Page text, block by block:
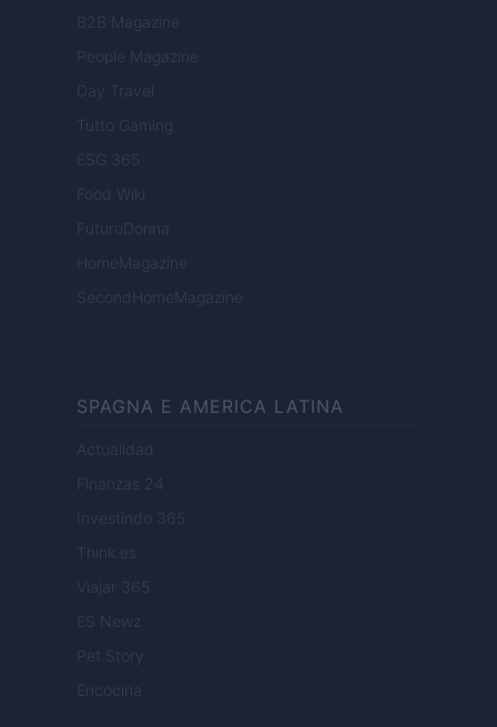
B2B Magazine
People Magazine
Day Travel
Tutto Gaming
ESG 365
Food Wiki
FuturoDonna
HomeMagazine
SecondHomeMagazine
SPAGNA E AMERICA LATINA
Actualidad
Finanzas 24
Investindo 365
Think.es
Viajar 365
ES Newz
Pet Story
Encocina